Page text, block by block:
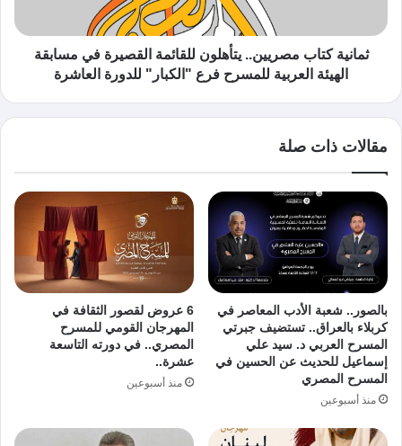
ثمانية كتاب مصريين.. يتأهلون للقائمة القصيرة في مسابقة
الهيئة العربية للمسرح فرع "الكبار" للدورة العاشرة
مقالات ذات صلة
بالصور.. شعبة الأدب المعاصر في
كربلاء بالعراق.. تستضيف جبرتي
المسرح العربي د. سيد علي
إسماعيل للحديث عن الحسين في
المسرح المصري
منذ أسبوعين
6 عروض لقصور الثقافة في
المهرجان القومي للمسرح
المصري.. في دورته التاسعة
عشرة..
منذ أسبوعين